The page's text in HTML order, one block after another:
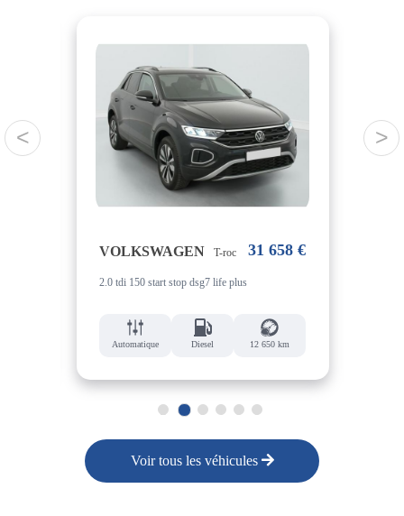
<
VOLKSWAGEN T-roc 31 658 €
2.0 tdi 150 start stop dsg7 life plus
Automatique Diesel 12 650 km
>
2
Voir tous les véhicules